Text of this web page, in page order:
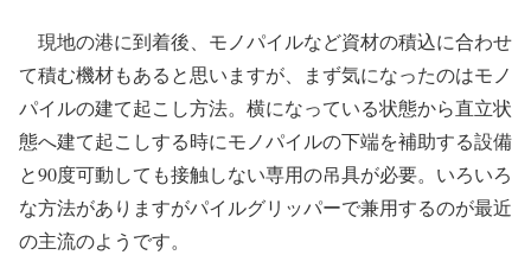
現地の港に到着後、モノパイルなど資材の積込に合わせ
て積む機材もあると思いますが、まず気になったのはモノ
パイルの建て起こし方法。横になっている状態から直立状
態へ建て起こしする時にモノパイルの下端を補助する設備
と90度可動しても接触しない専用の吊具が必要。いろいろ
な方法がありますがパイルグリッパーで兼用するのが最近
の主流のようです。